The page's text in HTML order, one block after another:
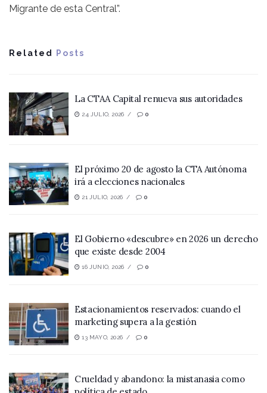
Migrante de esta Central”.
Related Posts
La CTAA Capital renueva sus autoridades
24 JULIO, 2026 0
El próximo 20 de agosto la CTA Autónoma
irá a elecciones nacionales
21 JULIO, 2026 0
El Gobierno «descubre» en 2026 un derecho
que existe desde 2004
16 JUNIO, 2026 0
Estacionamientos reservados: cuando el
marketing supera a la gestión
13 MAYO, 2026 0
Crueldad y abandono: la mistanasia como